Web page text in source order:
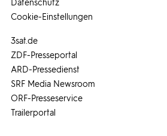
3sat.de
ZDF-Presseportal
ARD-Pressedienst
SRF Media Newsroom
ORF-Presseservice
Trailerportal
Datenschutz
Cookie-Einstellungen